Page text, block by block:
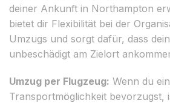
deiner Ankunft in Northampton
bietet dir Flexibilität bei der
Umzugs und sorgt dafür, dass
unbeschädigt am Zielort
Umzug per Flugzeug: Wenn du
Transportmöglichkeit bevorzugst,